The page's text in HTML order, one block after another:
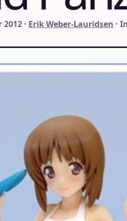
· Erik Weber-Lauridsen ·